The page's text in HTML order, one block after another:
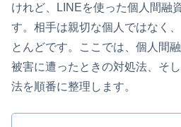
けれど、LINEを使った個人間融
す。相手は親切な個人ではなく
とんどです。ここでは、個人間
被害に遭ったときの対処法、そ
法を順番に整理します。